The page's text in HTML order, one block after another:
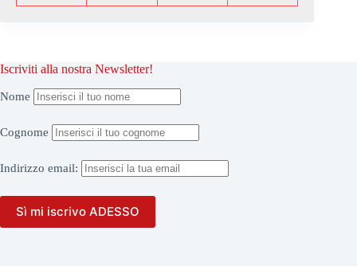
Iscriviti alla nostra Newsletter!
Nome
Cognome
Indirizzo email: